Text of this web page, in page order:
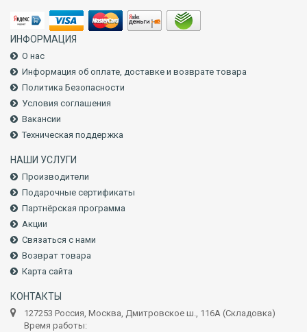
ИНФОРМАЦИЯ
О нас
Информация об оплате, доставке и возврате товара
Политика Безопасности
Условия соглашения
Вакансии
Техническая поддержка
НАШИ УСЛУГИ
Производители
Подарочные сертификаты
Партнёрская программа
Акции
Связаться с нами
Возврат товара
Карта сайта
КОНТАКТЫ
127253 Россия, Москва, Дмитровское ш., 116А (Складовка)
Время работы: